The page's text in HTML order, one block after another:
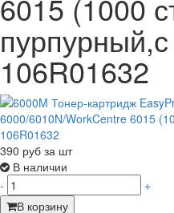
6015 (1000
106R01632
390 руб за шт
В наличии
-
+
В корзину